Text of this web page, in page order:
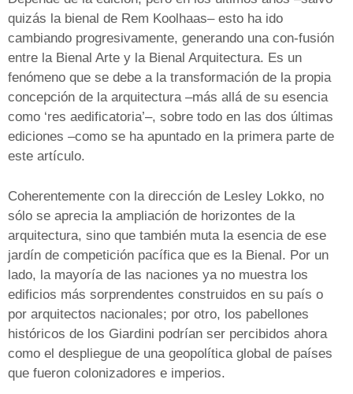
quizás la bienal de Rem Koolhaas– esto ha ido
cambiando progresivamente, generando una con-fusión
entre la Bienal Arte y la Bienal Arquitectura. Es un
fenómeno que se debe a la transformación de la propia
concepción de la arquitectura –más allá de su esencia
como ‘res aedificatoria’–, sobre todo en las dos últimas
ediciones –como se ha apuntado en la primera parte de
este artículo.
Coherentemente con la dirección de Lesley Lokko, no
sólo se aprecia la ampliación de horizontes de la
arquitectura, sino que también muta la esencia de ese
jardín de competición pacífica que es la Bienal. Por un
lado, la mayoría de las naciones ya no muestra los
edificios más sorprendentes construidos en su país o
por arquitectos nacionales; por otro, los pabellones
históricos de los Giardini podrían ser percibidos ahora
como el despliegue de una geopolítica global de países
que fueron colonizadores e imperios.